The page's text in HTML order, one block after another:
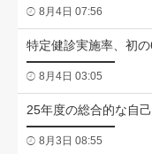
8月4日 07:56
特定健診実施率、初
8月4日 03:05
25年度の総合的な自
8月3日 08:55